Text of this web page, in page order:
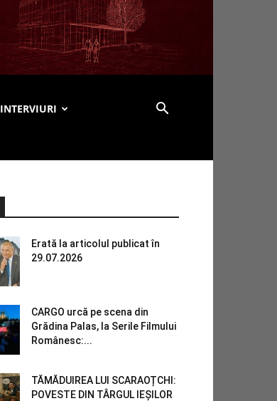
INTERVIURI
Erată la articolul publicat în
29.07.2026
CARGO urcă pe scena din
Grădina Palas, la Serile Filmului
Românesc:...
TĂMĂDUIREA LUI SCARAOȚCHI:
POVESTE DIN TÂRGUL IEȘILOR